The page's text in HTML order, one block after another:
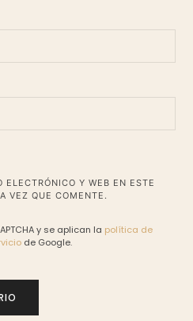
ELECTRÓNICO Y WEB EN ESTE
VEZ QUE COMENTE.
y se aplican la política de
de Google.